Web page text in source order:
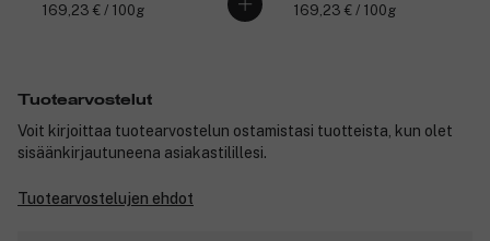
169,23 € / 100g 169,23 € / 100g
Tuotearvostelut
Voit kirjoittaa tuotearvostelun ostamistasi tuotteista, kun olet
sisäänkirjautuneena asiakastilillesi.
Tuotearvostelujen ehdot